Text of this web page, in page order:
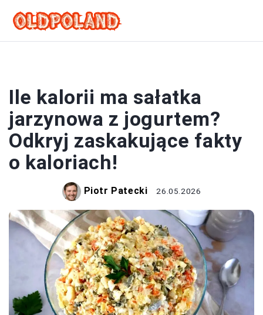
Ile kalorii ma sałatka
jarzynowa z jogurtem?
Odkryj zaskakujące fakty
o kaloriach!
Piotr Patecki 26.05.2026